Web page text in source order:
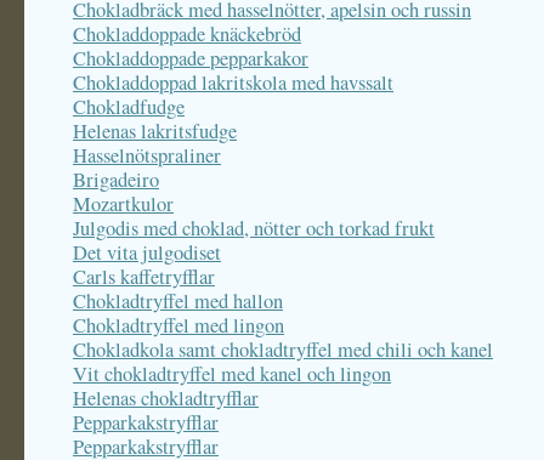
Chokladbräck med hasselnötter, apelsin och russin
Chokladdoppade knäckebröd
Chokladdoppade pepparkakor
Chokladdoppad lakritskola med havssalt
Chokladfudge
Helenas lakritsfudge
Hasselnötspraliner
Brigadeiro
Mozartkulor
Julgodis med choklad, nötter och torkad frukt
Det vita julgodiset
Carls kaffetryfflar
Chokladtryffel med hallon
Chokladtryffel med lingon
Chokladkola samt chokladtryffel med chili och kanel
Vit chokladtryffel med kanel och lingon
Helenas chokladtryfflar
Pepparkakstryfflar
Pepparkakstryfflar